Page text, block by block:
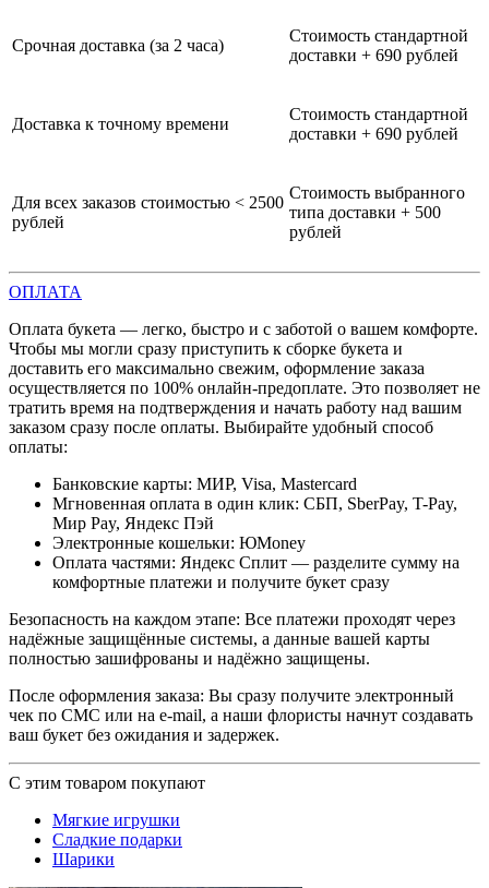
Срочная доставка (за 2 часа)
Стоимость стандартной
доставки + 690 рублей
Доставка к точному времени
Стоимость стандартной
доставки + 690 рублей
Для всех заказов стоимостью < 2500
рублей
Стоимость выбранного
типа доставки + 500
рублей
ОПЛАТА
Оплата букета — легко, быстро и с заботой о вашем комфорте.
Чтобы мы могли сразу приступить к сборке букета и
доставить его максимально свежим, оформление заказа
осуществляется по 100% онлайн-предоплате. Это позволяет не
тратить время на подтверждения и начать работу над вашим
заказом сразу после оплаты. Выбирайте удобный способ
оплаты:
Банковские карты: МИР, Visa, Mastercard
Мгновенная оплата в один клик: СБП, SberPay, T-Pay,
Мир Pay, Яндекс Пэй
Электронные кошельки: ЮMoney
Оплата частями: Яндекс Сплит — разделите сумму на
комфортные платежи и получите букет сразу
Безопасность на каждом этапе: Все платежи проходят через
надёжные защищённые системы, а данные вашей карты
полностью зашифрованы и надёжно защищены.
После оформления заказа: Вы сразу получите электронный
чек по СМС или на e-mail, а наши флористы начнут создавать
ваш букет без ожидания и задержек.
С этим товаром покупают
Мягкие игрушки
Сладкие подарки
Шарики